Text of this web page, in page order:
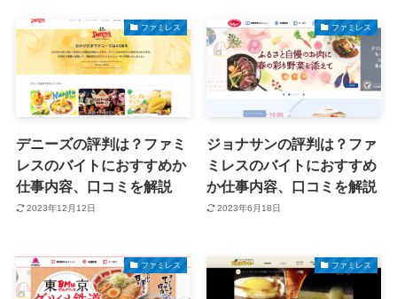
ファミレス
デニーズの評判は？ファミ
レスのバイトにおすすめか
仕事内容、口コミを解説
2023年12月12日
ファミレス
ジョナサンの評判は？ファ
ミレスのバイトにおすすめ
か仕事内容、口コミを解説
2023年6月18日
ファミレス ファミレス